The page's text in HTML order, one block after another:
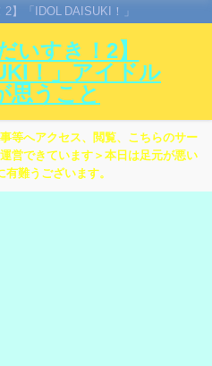
2】「IDOL DAISUKI！」
いすき！2】
！」アイドル
思うこと
等へアクセス、閲覧、こちらのサー
営できています＞本日は足元が悪い
難うございます。